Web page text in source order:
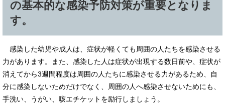
の基本的な感染予防対策が重要となりま
す。
感染した幼児や成人は、症状が軽くても周囲の人たちを感染させる
力があります。また、感染した人は症状が出現する数日前や、症状が
消えてから3週間程度は周囲の人たちに感染させる力があるため、自
分に感染しないためだけでなく、周囲の人へ感染させないためにも、
手洗い、うがい、咳エチケットを励行しましょう。